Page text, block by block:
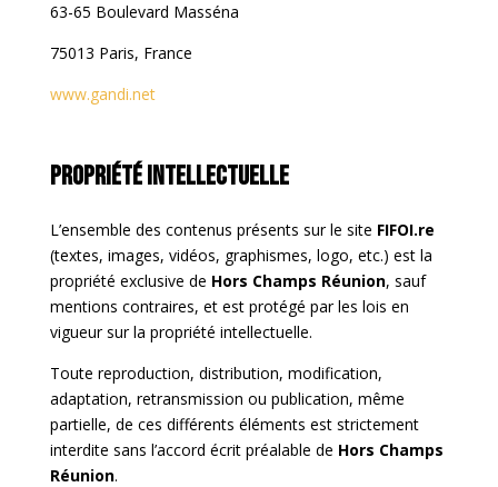
63-65 Boulevard Masséna
75013 Paris, France
www.gandi.net
Propriété intellectuelle
L’ensemble des contenus présents sur le site FIFOI.re
(textes, images, vidéos, graphismes, logo, etc.) est la
propriété exclusive de Hors Champs Réunion, sauf
mentions contraires, et est protégé par les lois en
vigueur sur la propriété intellectuelle.
Toute reproduction, distribution, modification,
adaptation, retransmission ou publication, même
partielle, de ces différents éléments est strictement
interdite sans l’accord écrit préalable de Hors Champs
Réunion.